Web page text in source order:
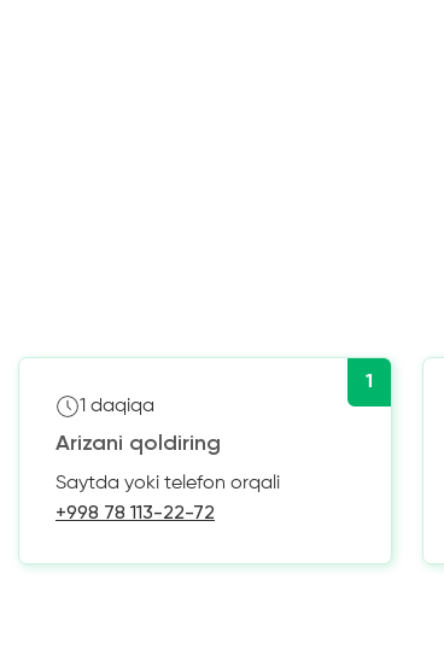
1
1 daqiqa
Arizani qoldiring
Saytda yoki telefon orqali
+998 78 113-22-72